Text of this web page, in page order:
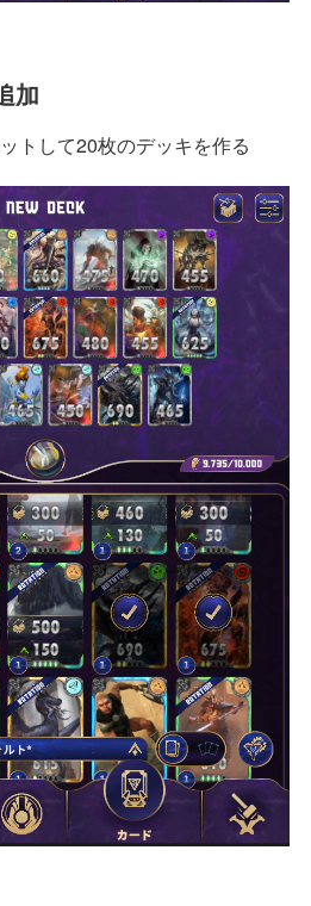
加
トして20枚のデッキを作る